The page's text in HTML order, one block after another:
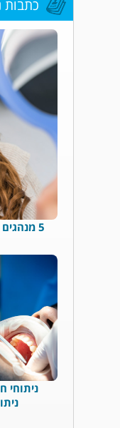
כתבות
5 מנהגים שגורמים לבעיות בחניכיים
ניתוחי